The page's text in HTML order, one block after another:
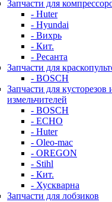
Запчасти для
- Huter
- Hyundai
- Вихрь
- Кит.
- Ресанта
Запчасти для
- BOSCH
Запчасти для кусторезов
измельчителей
- BOSCH
- ECHO
- Huter
- Oleo-mac
- OREGON
- Stihl
- Кит.
- Хускварна
Запчасти для лобзиков